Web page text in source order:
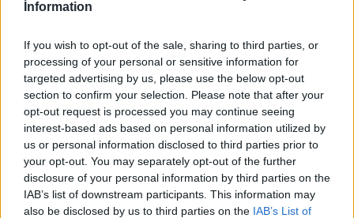
Information
If you wish to opt-out of the sale, sharing to third parties, or
processing of your personal or sensitive information for
targeted advertising by us, please use the below opt-out
section to confirm your selection. Please note that after your
opt-out request is processed you may continue seeing
interest-based ads based on personal information utilized by
us or personal information disclosed to third parties prior to
your opt-out. You may separately opt-out of the further
disclosure of your personal information by third parties on the
IAB’s list of downstream participants. This information may
also be disclosed by us to third parties on the IAB’s List of
Link
utili
Chi
U
n
u
t
7
7